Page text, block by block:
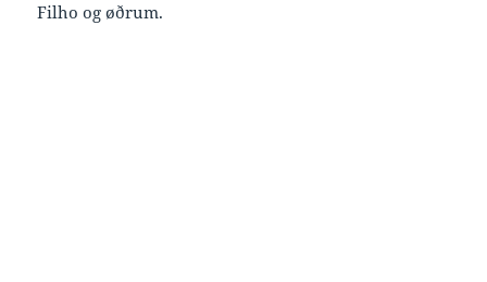
Filho og øðrum.